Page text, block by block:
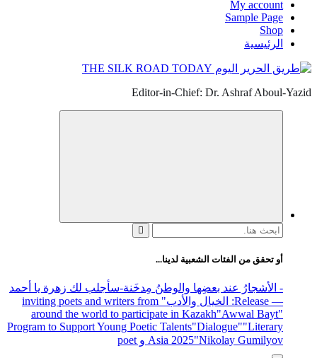
My account
Sample Page
Shop
الرئيسية
Editor-in-Chief: Dr. Ashraf Aboul-Yazid
البحث
أو تحقق من الفئات الشعبية لدينا...
- الأشجارُ عند بعضِها والوطنُ مِدخَنة-سأجلب لك زهرة يا أحمد
— Release
: الخيال والأدب
" inviting poets and writers from
around the world to participate in Kazakh"Awwal Bayt"
Program to Support Young Poetic Talents"Dialogue""Literary
Asia 2025"Nikolay Gumilyov و poet